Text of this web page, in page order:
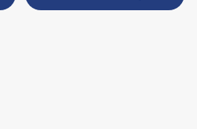
polonais >